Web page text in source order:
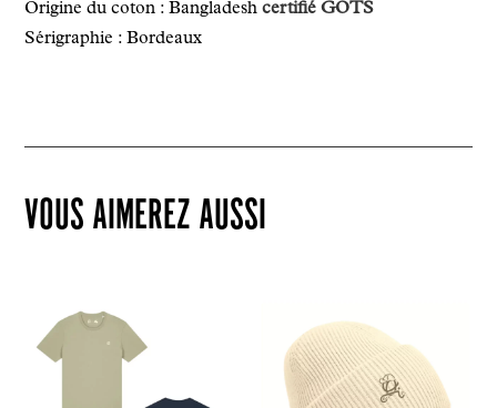
Origine du coton : Bangladeshcertifié GOTS
Sérigraphie : Bordeaux
VOUS AIMEREZ AUSSI